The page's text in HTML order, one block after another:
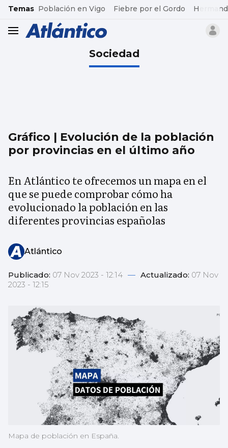
common.go-to-content
Temas Población en Vigo Fiebre por el Gordo
header.menu.open
Sociedad
Gráfico | Evolución de la población
por provincias en el último año
En Atlántico te ofrecemos un mapa en el
que se puede comprobar cómo ha
evolucionado la población en las
diferentes provincias españolas
Atlántico
Publicado: 07 Nov 2023 - 12:14 — Actualizado: 07 Nov
2023 - 12:15
Mapa de población en España.